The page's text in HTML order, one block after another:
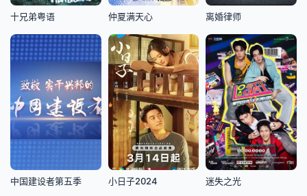
十兄弟粤语 仲夏满天心 离婚律师
中国建设者第五季 小日子2024 迷失之光